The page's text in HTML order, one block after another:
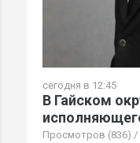
сегодня в 12:45
В Гайском
Просмотров (836) /